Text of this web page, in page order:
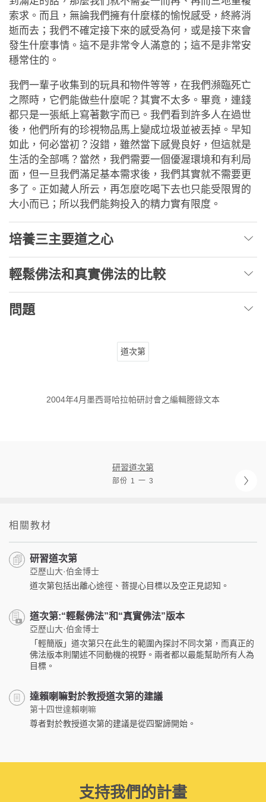
索求。而且，無論我們擁有什麼樣的愉悅感受，終將消
逝而去；我們不確定接下來的感受為何，或是接下來會
發生什麼事情。這不是非常令人滿意的；這不是非常安
穩常住的。
我們一輩子收集到的玩具和物件等等，在我們瀕臨死亡
之際時，它們能做些什麼呢？其實不太多。畢竟，連錢
都只是一張紙上寫著數字而已。我們看到許多人在過世
後，他們所有的珍視物品馬上變成垃圾並被丟掉。早知
如此，何必當初？沒錯，雖然當下感覺良好，但這就是
生活的全部嗎？當然，我們需要一個優渥環境和有利局
面，但一旦我們滿足基本需求後，我們其實就不需要更
多了。正如藏人所云，再怎麼吃喝下去也只能受限胃的
大小而已；所以我們能夠投入的精力實有限度。
培養三主要道之心
輕鬆佛法和真實佛法的比較
問題
道次第
2004年4月墨西哥哈拉帕研討會之編輯謄錄文本
研習道次第
部份 1 一 3
相關教材
研習道次第
亞歷山大·伯金博士
道次第包括出離心途徑、菩提心目標以及空正見認知。
道次第:“輕鬆佛法”和“真實佛法”版本
亞歷山大·伯金博士
「輕簡版」道次第只在此生的範圍內探討不同次第，而真正的
佛法版本則闡述不同動機的視野。兩者都以最能幫助所有人為
目標。
達賴喇嘛對於教授道次第的建議
第十四世達賴喇嘛
尊者對於教授道次第的建議是從四聖諦開始。
支持我們的計畫